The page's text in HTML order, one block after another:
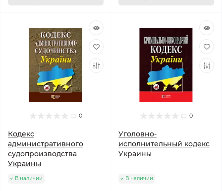
0
Кодекс
административного
судопроизводства
Украины
В наличии
0
Уголовно-
исполнительный кодекс
Украины
В наличии